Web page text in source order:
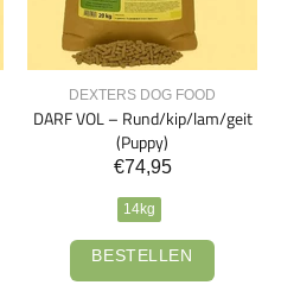
DEXTERS DOG FOOD
DARF VOL – Rund/kip/lam/geit
(Puppy)
€74,95
14kg
BESTELLEN